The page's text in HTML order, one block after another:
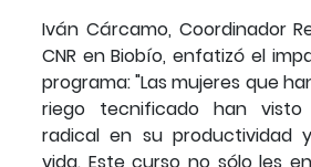
Iván Cárcamo, Coordinador
CNR en Biobío, enfatizó el
programa: "Las mujeres que
riego tecnificado han
radical en su productividad